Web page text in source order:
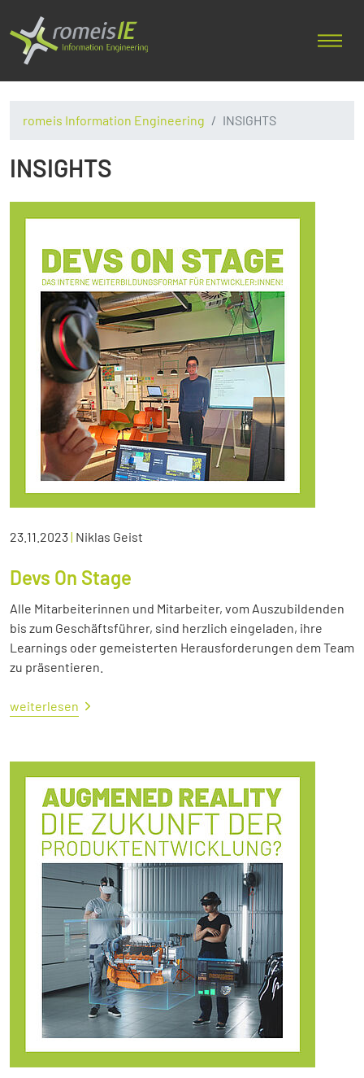
romeis Information Engineering INSIGHTS
INSIGHTS
23.11.2023| Niklas Geist
Devs On Stage
Alle Mitarbeiterinnen und Mitarbeiter, vom Auszubildenden
bis zum Geschäftsführer, sind herzlich eingeladen, ihre
Learnings oder gemeisterten Herausforderungen dem Team
zu präsentieren.
weiterlesen